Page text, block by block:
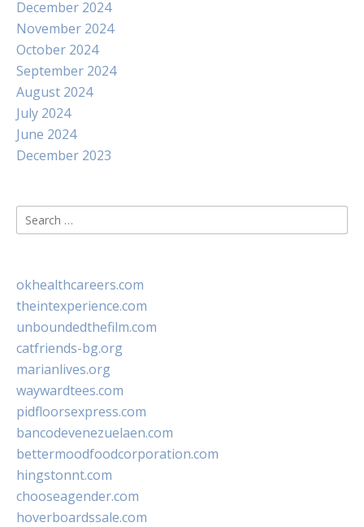
December 2024
November 2024
October 2024
September 2024
August 2024
July 2024
June 2024
December 2023
Search
for:
okhealthcareers.com
theintexperience.com
unboundedthefilm.com
catfriends-bg.org
marianlives.org
waywardtees.com
pidfloorsexpress.com
bancodevenezuelaen.com
bettermoodfoodcorporation.com
hingstonnt.com
chooseagender.com
hoverboardssale.com